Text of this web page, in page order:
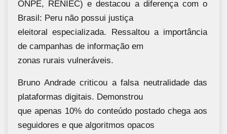
ONPE, RENIEC) e destacou a diferença com o
Brasil: Peru não possui justiça
eleitoral especializada. Ressaltou a importância
de campanhas de informação em
zonas rurais vulneráveis.
Bruno Andrade criticou a falsa neutralidade das
plataformas digitais. Demonstrou
que apenas 10% do conteúdo postado chega aos
seguidores e que algoritmos opacos